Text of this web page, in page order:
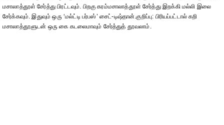
மசாலாத்தூள் சேர்த்து பிரட்டவும். பிறகு கரம்மசாலாத்தூள் சேர்த்து இறக்கி மல்லி இலை
சேர்க்கவும். இதுவும் ஒரு ‘மல்ட்டி பர்பஸ்’ சைட்-டிஷ்தான்.குறிப்பு: பிரியப்பட்டால் கறி
மசாலாத்தூளுடன் ஒரு கை கடலைமாவும் சேர்த்துத் தூவலாம்.